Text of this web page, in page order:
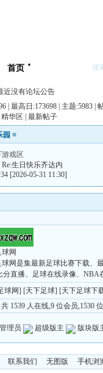
首页 搜
近没有论坛公告
| 最高日:173698 | 主题:5983 |
精华区 最新帖子
园 ≡
游戏区
Re:生日快乐齐达内
[2026-05-31 11:30]
网
球网是集最新足球比赛下载、
分直播、足球在线录像、NBA
球网] [天下足球] [天下足球下
1539 人在线,9 位会员,1530
理员 超级版主 版块版
联系我们 无图版 手机浏